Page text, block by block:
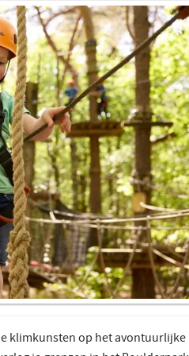
klimkunsten op het avontuurlijke